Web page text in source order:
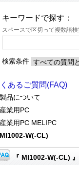
キーワードで探す：
スペースで区切って複数語
検索条件
あるご質問(FAQ)
製品について
産業用PC
産業用PC MELIPC
MI1002-W(-CL)
『 MI1002-W(-CL)